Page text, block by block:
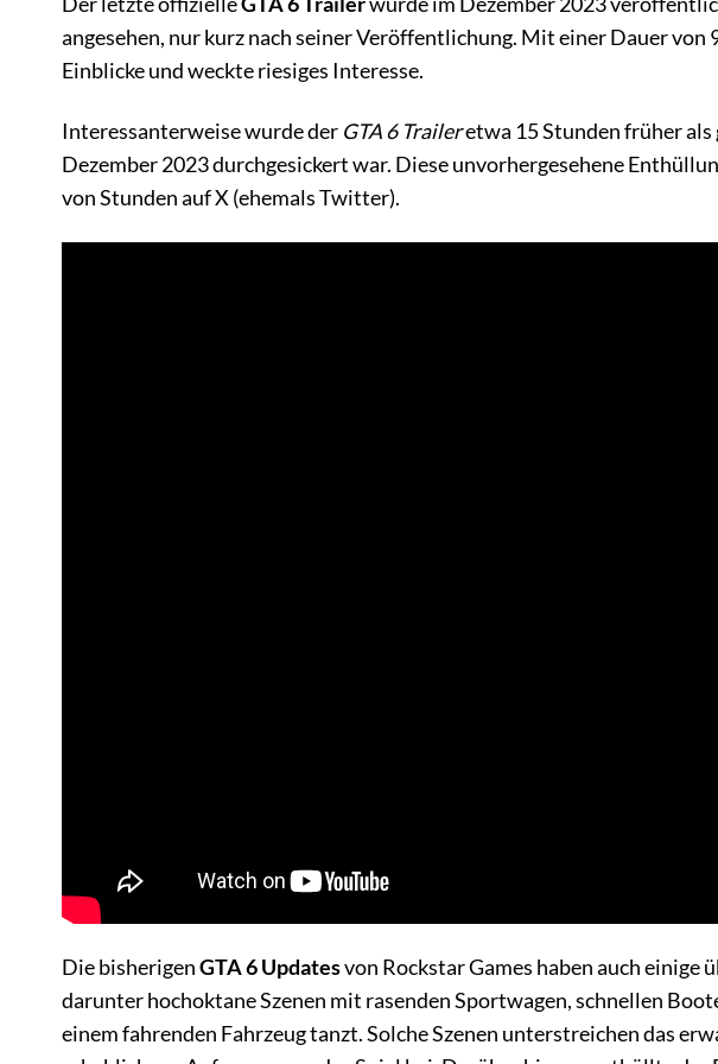
angesehen, nur kurz nach seiner Veröffentlichung. Mit einer Dauer von
Einblicke und weckte riesiges Interesse.
Interessanterweise wurde der GTA 6 Traileretwa 15 Stunden früher
Dezember 2023 durchgesickert war. Diese unvorhergesehene
von Stunden auf X (ehemals Twitter).
Die bisherigenGTA 6 Updatesvon Rockstar Games haben auch einige
darunter hochoktane Szenen mit rasenden Sportwagen, schnellen
einem fahrenden Fahrzeug tanzt. Solche Szenen unterstreichen das